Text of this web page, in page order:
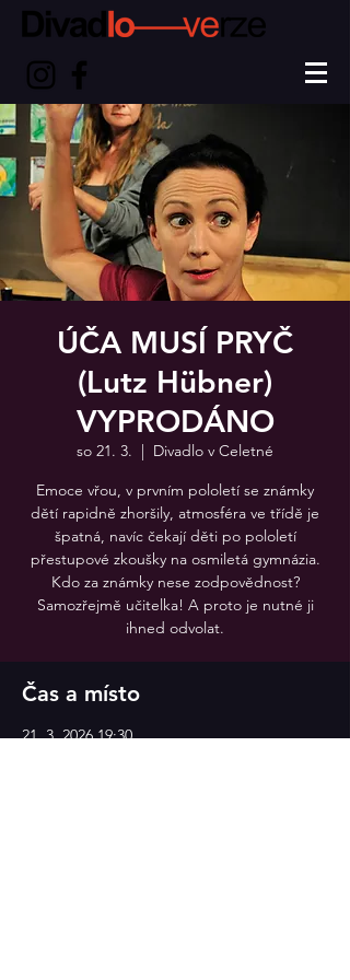
ÚČA MUSÍ PRYČ
(Lutz Hübner)
VYPRODÁNO
so 21. 3.
  |
Divadlo v Celetné
Emoce vřou, v prvním pololetí se známky
dětí rapidně zhoršily, atmosféra ve třídě je
špatná, navíc čekají děti po pololetí
přestupové zkoušky na osmiletá gymnázia.
Kdo za známky nese zodpovědnost?
Samozřejmě učitelka! A proto je nutné ji
Čas a místo
21. 3. 2026 19:30